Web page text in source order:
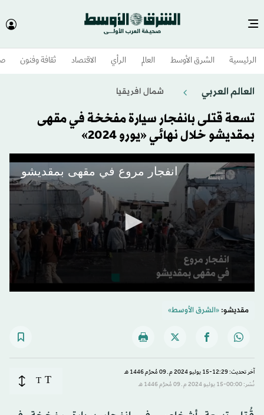
الرئيسية الشرق الأوسط​ العالم الرأي الاقتصاد ثقافة وفنون
العالم العربي شمال افريقيا
تسعة قتلى بانفجار سيارة مفخخة في مقهى
بمقديشو خلال نهائي «يورو 2024»
انفجار مروع في مقهى بمقديشو
seconds
مقديشو:«الشرق الأوسط»
آخر تحديث: 12:29-15 يوليو 2024 م ـ 09 مُحرَّم 1446 هـ
نُشر: 00:00-15 يوليو 2024 م ـ 09 مُحرَّم 1446 هـ
T
T